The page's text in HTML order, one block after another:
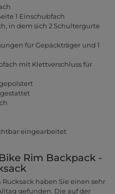
1 Einschubfach
in dem sich 2 Schultergurte
für Gepäckträger und 1
mit Klettverschluss für
eingearbeitet
Rim Backpack -
haben Sie einen sehr
gefunden. Die auf der